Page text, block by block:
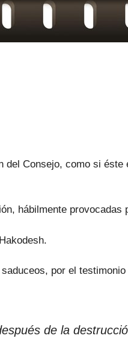
Consejo, como si éste
hábilmente provocadas
por el
de la